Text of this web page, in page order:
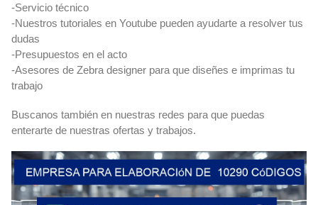
-Servicio técnico
-Nuestros tutoriales en Youtube pueden ayudarte a resolver tus
dudas
-Presupuestos en el acto
-Asesores de Zebra designer para que diseñes e imprimas tu
trabajo
Buscanos también en nuestras redes para que puedas
enterarte de nuestras ofertas y trabajos.